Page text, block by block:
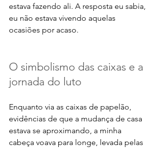
estava fazendo ali. A resposta eu sabia,
eu não estava vivendo aquelas
ocasiões por acaso.
O simbolismo das caixas e a
jornada do luto
Enquanto via as caixas de papelão,
evidências de que a mudança de casa
estava se aproximando, a minha
cabeça voava para longe, levada pelas